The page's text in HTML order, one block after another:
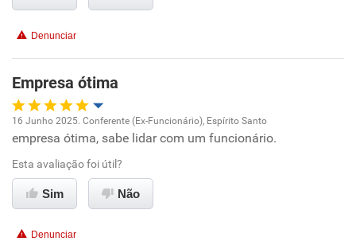
Conciliação com a vida familiar
Recomenda esta empresa
Não recomenda a diretoria
Denunciar
Empresa ótima
Oportunidade de promoção
Ambiente de trabalho
16 Junho 2025. Conferente (Ex-Funcionário), Espírito Santo
empresa ótima, sabe lidar com um funcionário.
Esta avaliação foi útil?
Sim Não
Denunciar